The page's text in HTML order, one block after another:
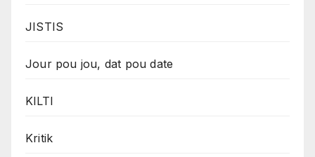
JISTIS
Jour pou jou, dat pou date
KILTI
Kritik